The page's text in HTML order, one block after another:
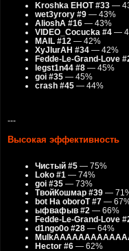
Kroshka ЕНОТ #33 —
wet3yrory #9 — 43%
AlioshA #16 — 43%
VIDEO_Cocucka #4 —
MAIL #12 — 42%
XyJIurAH #34 — 42%
Fedde-Le-Grand-Love
legst1n44 #8 — 45%
goi #35 — 45%
crash #45 — 44%
---
Высокая эффективность
Чистый #5 — 75%
Loko #1 — 74%
goi #35 — 73%
ТвойКошмар #39 —
bot Ha oboroT #7 —
ыфвафыв #2 — 66%
Fedde-Le-Grand-Love
d1ngo0o #28 — 64%
Hector #6 — 62%